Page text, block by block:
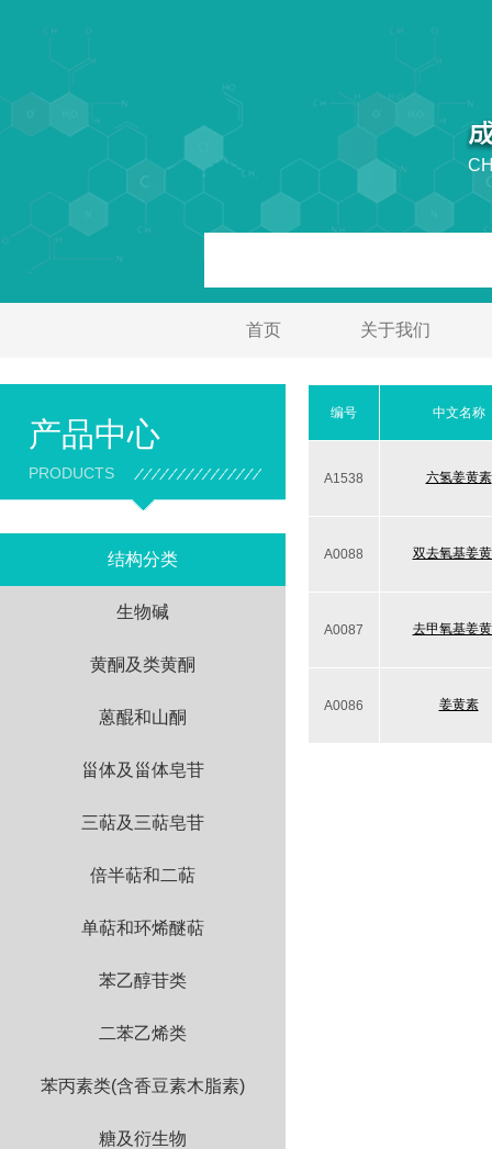
首页 关于我们
产品中心
PRODUCTS
结构分类
生物碱
黄酮及类黄酮
蒽醌和山酮
甾体及甾体皂苷
三萜及三萜皂苷
倍半萜和二萜
单萜和环烯醚萜
苯乙醇苷类
二苯乙烯类
苯丙素类(含香豆素木脂素)
糖及衍生物
编号 中文名称
A1538 六氢姜黄素
A0088 双去氧基姜
A0087 去甲氧基姜
A0086 姜黄素